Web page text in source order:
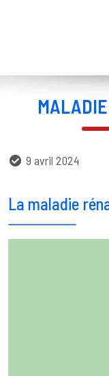
9 avril 2024
La maladie